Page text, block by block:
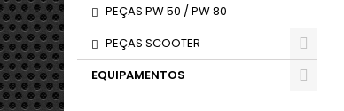
PEÇAS PW 50 / PW 80
PEÇAS SCOOTER
EQUIPAMENTOS